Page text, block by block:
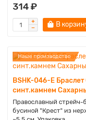
314 ₽
В
Наше производство
BSHK-046-E
синт.камнем
Православный стрейч-
бусиной "Крест" из